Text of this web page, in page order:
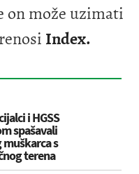
on može uzimati
Index.
i HGSS
spašavali
s
terena